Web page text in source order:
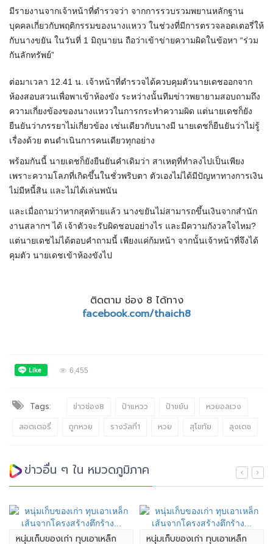
มีรายงานจากเจ้าหน้าที่ตำรวจว่า จากการรวบรวมพยานหลักฐาน
บุคคลเกี่ยวกับพฤติกรรมของนางแหวว ในช่วงที่มีการตรวจลอตเตอรี่ให้
กับนางขยัน ในวันที่ 1 มิถุนายน ถือว่าเข้าข่ายความผิดในข้อหา “ร่วม
กันลักทรัพย์”
ต่อมาเวลา 12.41 น. เจ้าหน้าที่ตำรวจได้ควบคุมตัวนายเดชออกจาก
ห้องสอบสวนเพื่อพาเข้าห้องขัง ระหว่างนั้นทีมข่าวพยายามสอบถามถึง
ความเกี่ยงข้องของนางแหววในการกระทำความผิด แต่นายเดชก็ยัง
ยืนยันว่าภรรยาไม่เกี่ยวข้อง เช่นเดียวกับนางมี นายเดชก็ยืนยันว่าไม่รู้
เรื่องด้วย ตนดำเนินการคนเดียวทุกอย่าง
พร้อมกันนี้ นายเดชก็ยังยืนยันคำเดิมว่า สาเหตุที่ทำลงไปเป็นเพียง
เพราะความโลภที่เกิดขึ้นในชั่วพริบตา ตัวเองไม่ได้มีปัญหาทางการเงิน
ไม่มีหนี้สิน และไม่ได้เล่นพนัน
และเมื่อถามว่าหากสุดท้ายแล้ว นางขยันไม่สามารถขึ้นเงินจากสำนัก
งานสลากฯ ได้ เจ้าตัวจะรับผิดชอบอย่างไร และมีความกังวลใจไหม?
แต่นายเดชไม่ได้ตอบคำถามนี้ เพียงแค่ก้มหน้า จากนั้นเจ้าหน้าที่จึงได้
คุมตัว นายเดชเข้าห้องขังไป
ติดตาม ช่อง 8 ได้ทาง
facebook.com/thaich8
6,455
Tags: ข่าวช่อง8 ป้าแหวว ป้าขยัน
หวยอลเวง
ลอตเตอรี่
ถูกหวย รางวัลที่1 หวย สุโขทัย ลุงเดช
ข่าวอื่น ๆ ใน หมวดภูมิภาค
หนุ่มเก็บของเก่า ทุบเอาเหล็ก หนุ่มเก็บของเก่า ทุบเอาเหล็ก